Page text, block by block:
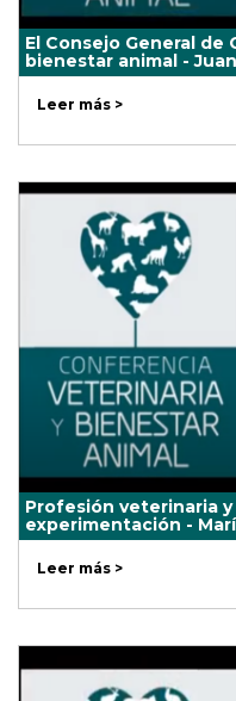
El Consejo General de
bienestar animal -
Leer más >
Profesión veterinaria
experimentación -
Leer más >